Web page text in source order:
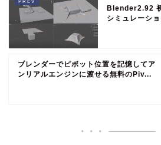
Blender2.92
シミュレーシ
ブレンダーでピボット位置を記憶してア
ンリアルエンジンに渡せる無料のPiv...